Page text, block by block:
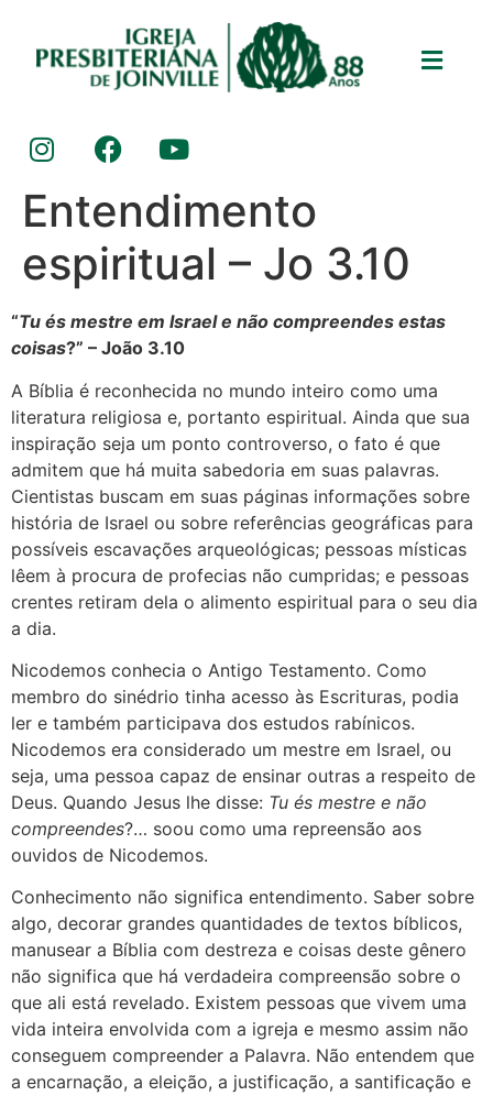
Entendimento
espiritual – Jo 3.10
“Tu és mestre em Israel e não compreendes estas
coisas?” – João 3.10
A Bíblia é reconhecida no mundo inteiro como uma
literatura religiosa e, portanto espiritual. Ainda que sua
inspiração seja um ponto controverso, o fato é que
admitem que há muita sabedoria em suas palavras.
Cientistas buscam em suas páginas informações sobre
história de Israel ou sobre referências geográficas para
possíveis escavações arqueológicas; pessoas místicas
lêem à procura de profecias não cumpridas; e pessoas
crentes retiram dela o alimento espiritual para o seu dia
a dia.
Nicodemos conhecia o Antigo Testamento. Como
membro do sinédrio tinha acesso às Escrituras, podia
ler e também participava dos estudos rabínicos.
Nicodemos era considerado um mestre em Israel, ou
seja, uma pessoa capaz de ensinar outras a respeito de
Deus. Quando Jesus lhe disse: Tu és mestre e não
compreendes?… soou como uma repreensão aos
ouvidos de Nicodemos.
Conhecimento não significa entendimento. Saber sobre
algo, decorar grandes quantidades de textos bíblicos,
manusear a Bíblia com destreza e coisas deste gênero
não significa que há verdadeira compreensão sobre o
que ali está revelado. Existem pessoas que vivem uma
vida inteira envolvida com a igreja e mesmo assim não
conseguem compreender a Palavra. Não entendem que
a encarnação, a eleição, a justificação, a santificação e